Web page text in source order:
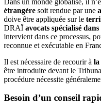
étrangère soit rendue par une
doive être appliquée sur le
DRAÏ avocats spécialisé
intervient dans ce processus,
reconnue et exécutable en
Il est nécessaire de recourir à la
être introduite devant le
procédure nécessite
Besoin d’un conseil